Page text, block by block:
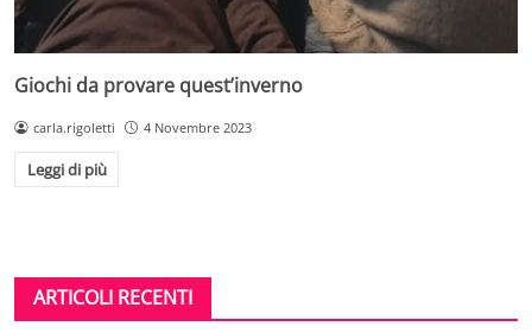
Giochi da provare quest’inverno
carla.rigoletti 4 Novembre 2023
Leggi di più
ARTICOLI RECENTI